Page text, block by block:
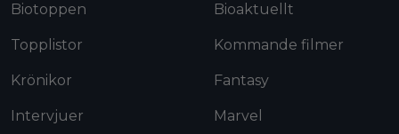
Biotoppen
Topplistor
Krönikor
Intervjuer
Bioaktuellt
Kommande filmer
Fantasy
Marvel